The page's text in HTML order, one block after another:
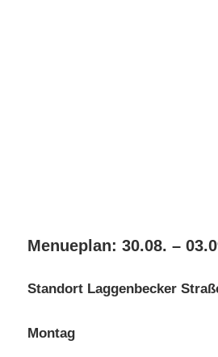
Menueplan: 30.08. –
Standort Laggenbecker
Montag